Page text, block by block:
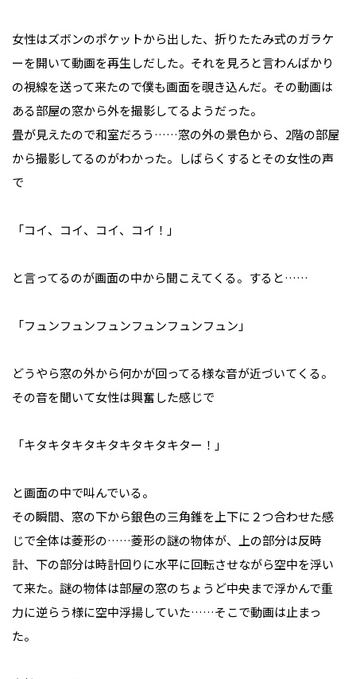
女性はズボンのポケットから出した、折りたたみ式のガラケ
ーを開いて動画を再生しだした。それを見ろと言わんばかり
の視線を送って来たので僕も画面を覗き込んだ。その動画は
ある部屋の窓から外を撮影してるようだった。
畳が見えたので和室だろう……窓の外の景色から、2階の部屋
から撮影してるのがわかった。しばらくするとその女性の声
で
「コイ、コイ、コイ、コイ！」
と言ってるのが画面の中から聞こえてくる。すると……
「フュンフュンフュンフュンフュンフュン」
どうやら窓の外から何かが回ってる様な音が近づいてくる。
その音を聞いて女性は興奮した感じで
「キタキタキタキタキタキタキター！」
と画面の中で叫んでいる。
その瞬間、窓の下から銀色の三角錐を上下に２つ合わせた感
じで全体は菱形の……菱形の謎の物体が、上の部分は反時
計、下の部分は時計回りに水平に回転させながら空中を浮い
て来た。謎の物体は部屋の窓のちょうど中央まで浮かんで重
力に逆らう様に空中浮揚していた……そこで動画は止まっ
た。